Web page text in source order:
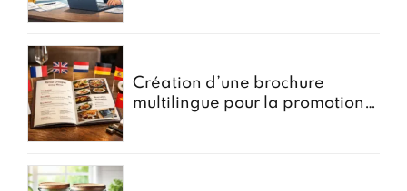
Création d’une brochure
multilingue pour la promotion